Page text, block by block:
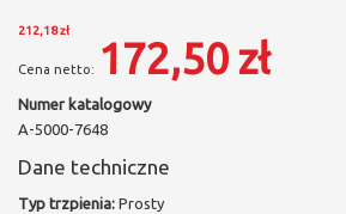
212,18 zł
172,50 zł
Numer katalogowy
A-5000-7648
Dane techniczne
Typ trzpienia: Prosty